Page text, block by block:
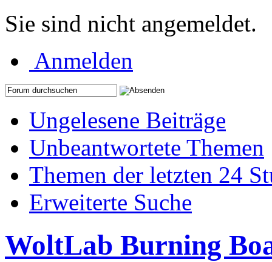
Sie sind nicht angemeldet.
Anmelden
Ungelesene Beiträge
Unbeantwortete Themen
Themen der letzten 24
Erweiterte Suche
WoltLab Burning